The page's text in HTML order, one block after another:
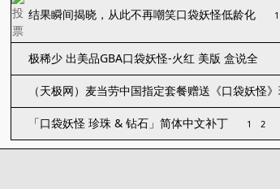
结果瞬间揭晓，从此不再嘲笑口袋妖怪低龄化 1
极稀少 出美品GBA口袋妖怪-火红 美版 盒说全
（天极网）麦当劳中国指定套餐赠送《口袋妖怪
「口袋妖怪 珍珠 & 钻石」简体中文补丁
1 2